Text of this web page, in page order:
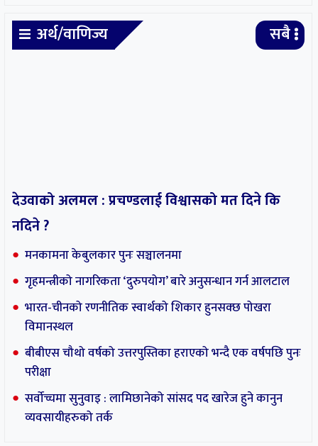
अर्थ/वाणिज्य सबै
देउवाको अलमल : प्रचण्डलाई विश्वासको मत दिने कि
नदिने ?
मनकामना केबुलकार पुनः सञ्चालनमा
गृहमन्त्रीको नागरिकता ‘दुरुपयोग’ बारे अनुसन्धान गर्न आलटाल
भारत-चीनको रणनीतिक स्वार्थको शिकार हुनसक्छ पोखरा
विमानस्थल
बीबीएस चौथो वर्षको उत्तरपुस्तिका हराएको भन्दै एक वर्षपछि पुनः
परीक्षा
सर्वोच्चमा सुनुवाइ : लामिछानेको सांसद पद खारेज हुने कानुन
व्यवसायीहरुको तर्क